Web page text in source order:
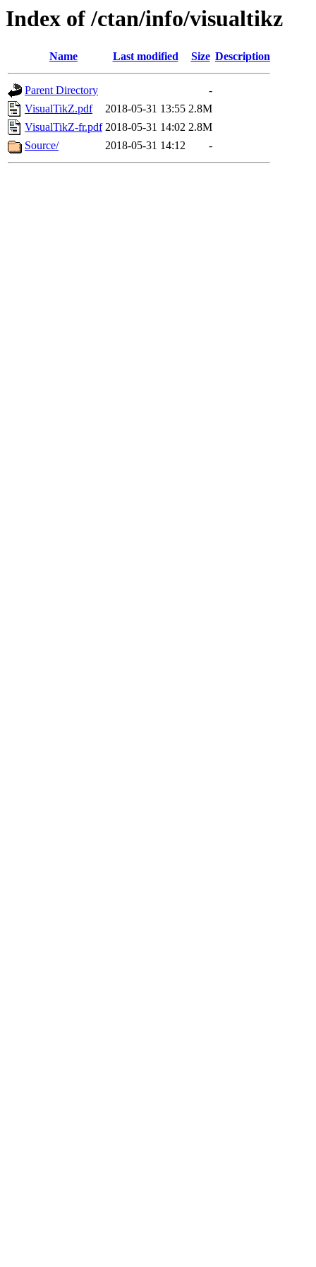
Index of /ctan/info/visualtikz
Name Last modified Size Description
Parent Directory
-
VisualTikZ.pdf
2018-05-31 13:55 2.8M
VisualTikZ-fr.pdf 2018-05-31 14:02 2.8M
Source/
2018-05-31 14:12 -